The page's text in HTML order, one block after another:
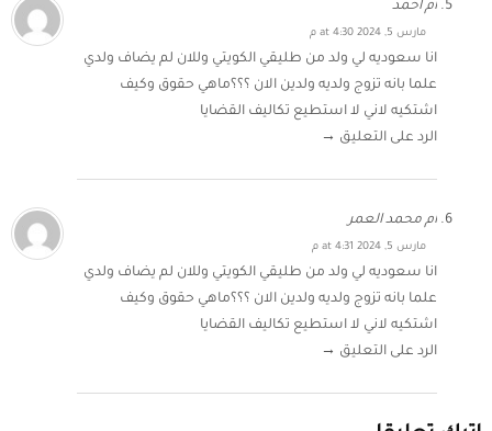
ام احمد
مارس 5, 2024 at 4:30 م
انا سعوديه لي ولد من طليقي الكويتي وللان لم يضاف ولدي
علما بانه تزوج ولديه ولدين الان ؟؟؟ماهي حقوق وكيف
اشتكيه لاني لا استطيع تكاليف القضايا
الرد على التعليق →
ام محمد العمر
مارس 5, 2024 at 4:31 م
انا سعوديه لي ولد من طليقي الكويتي وللان لم يضاف ولدي
علما بانه تزوج ولديه ولدين الان ؟؟؟ماهي حقوق وكيف
اشتكيه لاني لا استطيع تكاليف القضايا
الرد على التعليق →